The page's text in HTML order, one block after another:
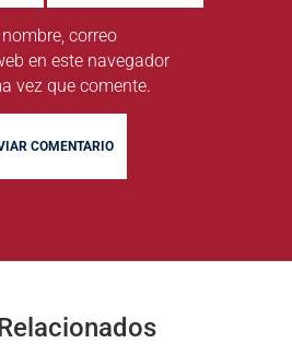
correo
en este navegador
vez que comente.
COMENTARIO